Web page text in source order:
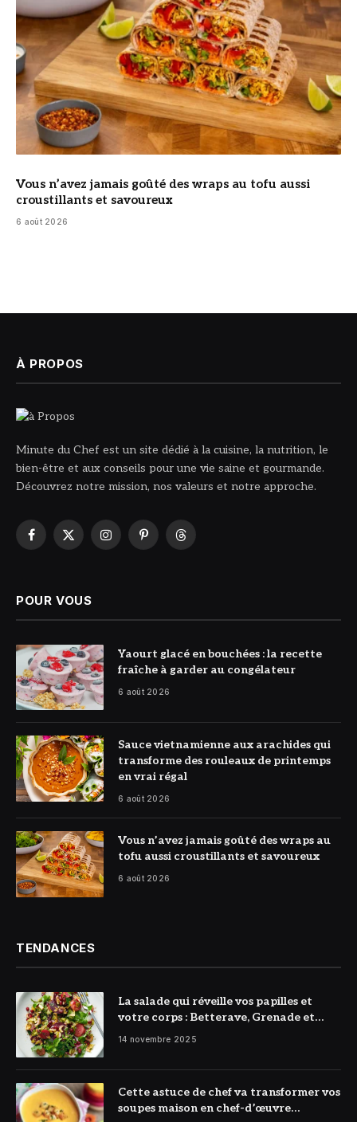
Vous n’avez jamais goûté des wraps au tofu aussi
croustillants et savoureux
6 août 2026
À PROPOS
Minute du Chef est un site dédié à la cuisine, la nutrition, le
bien-être et aux conseils pour une vie saine et gourmande.
Découvrez notre mission, nos valeurs et notre approche.
Facebook
X
InstagramPinterestThreads
POUR VOUS
© DR
Yaourt glacé en bouchées : la recette
fraîche à garder au congélateur
6 août 2026
© DR
Sauce vietnamienne aux arachides qui
transforme des rouleaux de printemps
en vrai régal
6 août 2026
© DR
Vous n’avez jamais goûté des wraps au
tofu aussi croustillants et savoureux
6 août 2026
TENDANCES
La salade qui réveille vos papilles et
votre corps : Betterave, Grenade et
Citron à l’honneur
14 novembre 2025
Cette astuce de chef va transformer vos
soupes maison en chef-d’œuvre